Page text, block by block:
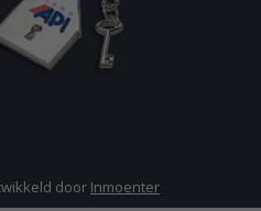
door Inmoenter